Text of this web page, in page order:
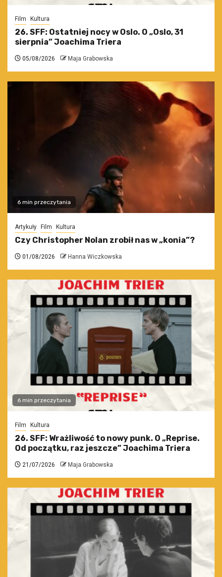
Film Kultura
26. SFF: Ostatniej nocy w Oslo. O „Oslo, 31
sierpnia” Joachima Triera
05/08/2026 Maja Grabowska
6 min przeczytania
Artykuły Film Kultura
Czy Christopher Nolan zrobił nas w „konia”?
01/08/2026 Hanna Wiczkowska
6 min przeczytania
Film Kultura
26. SFF: Wrażliwość to nowy punk. O „Reprise.
Od początku, raz jeszcze” Joachima Triera
21/07/2026 Maja Grabowska